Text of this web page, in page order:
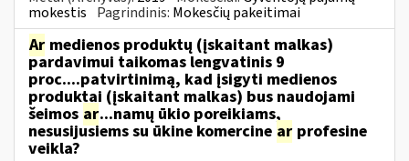
mokestis Pagrindinis: Mokesčių pakeitimai
Ar medienos produktų (įskaitant malkas)
pardavimui taikomas lengvatinis 9
proc....patvirtinimą, kad įsigyti medienos
produktai (įskaitant malkas) bus naudojami
šeimos ar...namų ūkio poreikiams,
nesusijusiems su ūkine komercine ar profesine
veikla?